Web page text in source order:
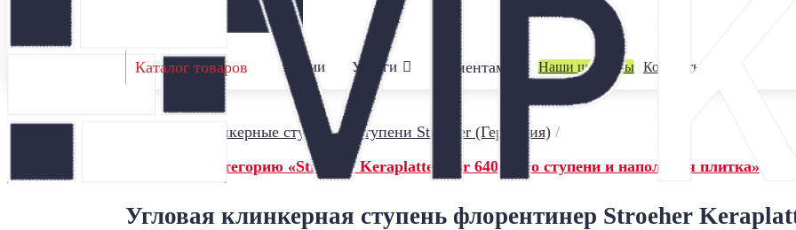
Каталог товаров Акции Услуги Клиентам Наши шоурумы Контакты
Клинкерные ступени/ Ступени Stroeher (Германия)/
← Назад в категорию «Stroeher Keraplatte Asar 640 maro ступени и напольная плитка»
Угловая клинкерная ступень флорентинер Stroeher